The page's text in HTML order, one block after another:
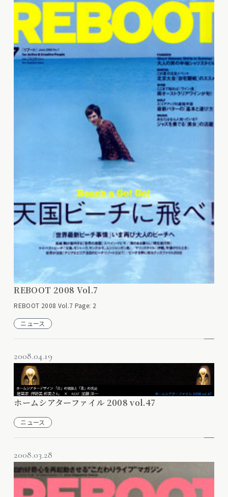
REBOOT 2008 Vol.7
REBOOT 2008 Vol.7 Page: 2
ニュース
2008.04.19
ホームシアターファイル 2008 vol.47
ニュース
2008.03.28